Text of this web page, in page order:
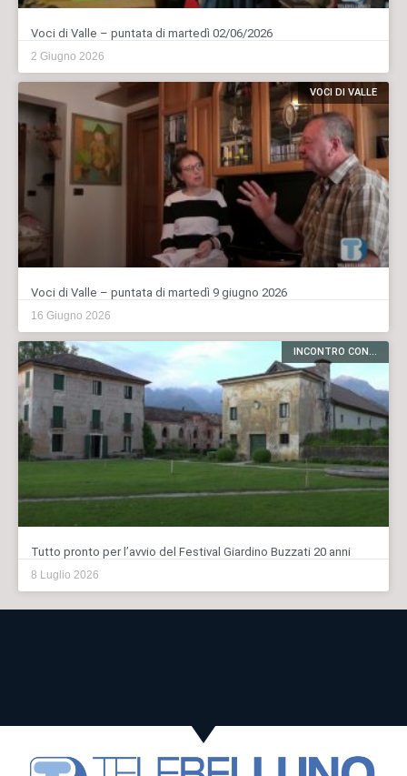
Voci di Valle – puntata di martedì 02/06/2026
2 Giugno 2026
VOCI DI VALLE
Voci di Valle – puntata di martedì 9 giugno 2026
16 Giugno 2026
INCONTRO CON...
Tutto pronto per l’avvio del Festival Giardino Buzzati 20 anni
8 Luglio 2026